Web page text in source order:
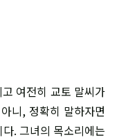
여전히 교토 말씨가
니, 정확히 말하자면
. 그녀의 목소리에는